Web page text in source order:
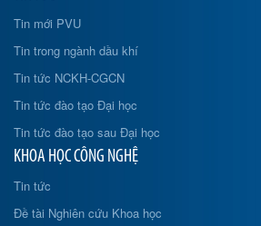
Tin mới PVU
Tin trong ngành dầu khí
Tin tức NCKH-CGCN
Tin tức đào tạo Đại học
Tin tức đào tạo sau Đại học
KHOA HỌC CÔNG NGHỆ
Tin tức
Đề tài Nghiên cứu Khoa học